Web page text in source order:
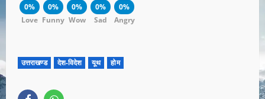
0%
Love
0%
Funny
0%
Wow
0%
Sad
0%
Angry
उत्तराखण्ड देश-विदेश यूथ होम